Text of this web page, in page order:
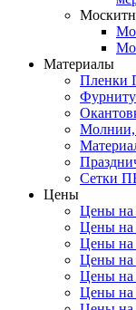
Материалы
Пленки
Молнии,
Сетки
Цены
Цены на
Цены на
Цены на
Цены
Цены на
Цены на